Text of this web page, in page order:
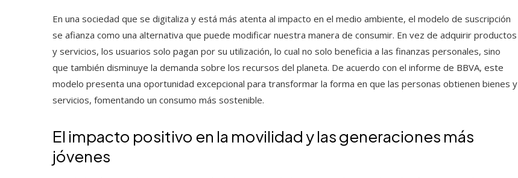
En una sociedad que se digitaliza y está más atenta al impacto en el medio ambiente, el modelo de suscripción
se afianza como una alternativa que puede modificar nuestra manera de consumir. En vez de adquirir productos
y servicios, los usuarios solo pagan por su utilización, lo cual no solo beneficia a las finanzas personales, sino
que también disminuye la demanda sobre los recursos del planeta. De acuerdo con el informe de BBVA, este
modelo presenta una oportunidad excepcional para transformar la forma en que las personas obtienen bienes y
servicios, fomentando un consumo más sostenible.
El impacto positivo en la movilidad y las generaciones más
jóvenes